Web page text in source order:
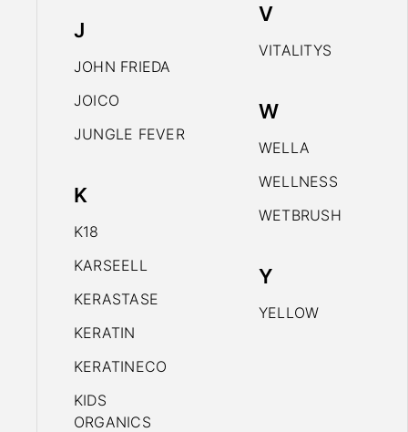
J
JOHN FRIEDA
JOICO
JUNGLE FEVER
K
K18
KARSEELL
KERASTASE
KERATIN
KERATINECO
KIDS
ORGANICS
V
VITALITYS
W
WELLA
WELLNESS
WETBRUSH
Y
YELLOW